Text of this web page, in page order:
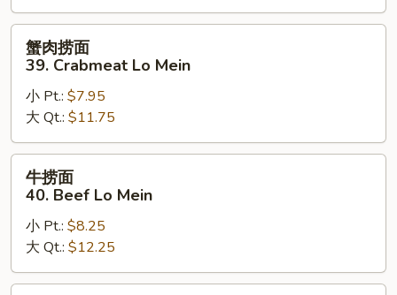
Roast
Pork
Lo
Mein
39.
Crabmeat
Lo
Mein
蟹肉捞面
39. Crabmeat Lo Mein
小 Pt.: $7.95
大 Qt.: $11.75
40.
Beef
Lo
牛捞面
40. Beef Lo Mein
小 Pt.: $8.25
大 Qt.: $12.25